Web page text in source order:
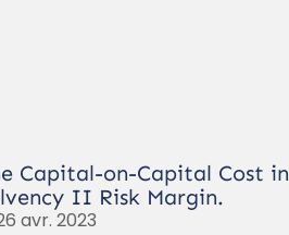
Capital-on-Capital Cost in
II Risk Margin.
avr. 2023